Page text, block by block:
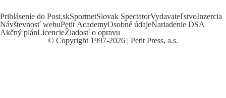
Prihlásenie do Post.skSportnetSlovak SpectatorVydavateľstvoInzercia
Návštevnosť webuPetit AcademyOsobné údajeNariadenie DSA
Akčný plánLicencieŽiadosť o opravu
© Copyright 1997-2026 | Petit Press, a.s.